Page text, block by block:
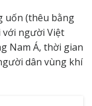
uốn (thêu bằng
người Việt
Nam Á, thời gian
dân vùng khí